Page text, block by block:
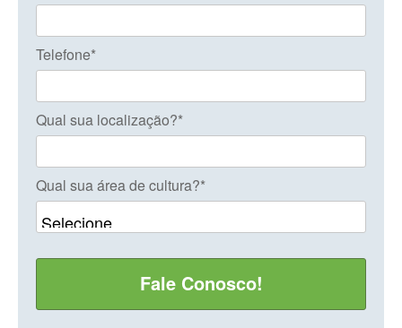
Telefone*
Qual sua localização?*
Qual sua área de cultura?*